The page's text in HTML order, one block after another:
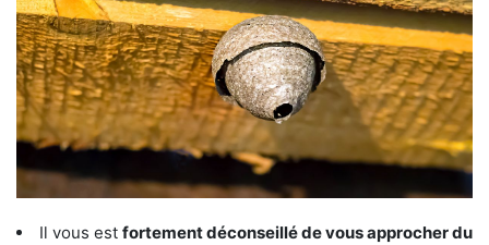
Il vous est fortement déconseillé de vous approcher du